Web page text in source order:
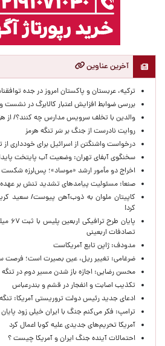
آخرین عناوین
ترکیه، عربستان و پاکستان امروز در جده
بررسی ضوابط افزایش اعتبار کالابرگ در نشست
والدین با تخلف سرویس مدارس چه کنند؟/ از
روایت نادرست از جنگ بر سَر تنگه هرمز
درخواست واشنگتن از اسرائیل برای خودداری
سخنگوی آبفای تهران: وضعیت آب پایتخت
اخراج دو مأمور ارشد «موساد»؛ پس‌لرزه شکست
صنعا: مسئولیت پیامدهای تشدید تنش بر
کاپیتان ملوان به ذوب‌آهن پیوست/ سعید
کرد!
تصادفات اربعینی
مدودف: ژاپن تابع آمریکاست
ضرغامی: تغییر ریل، عین بصیرت است؛ فرصت
محسن رضایی: اجازه باز شدن مسیر دوم در تنگه
تکذیب اصابت و انفجار در قشم و بندرعباس
ادعای جدید رئیس دولت تروریستی آمریکا:
ترامپ: فکر می‌کنم جنگ با ایران خیلی زود
آمریکا تحریم‌های جدیدی علیه کوبا اعمال کرد
احتمالات آینده جنگ ایران و آمریکا چیست ؟